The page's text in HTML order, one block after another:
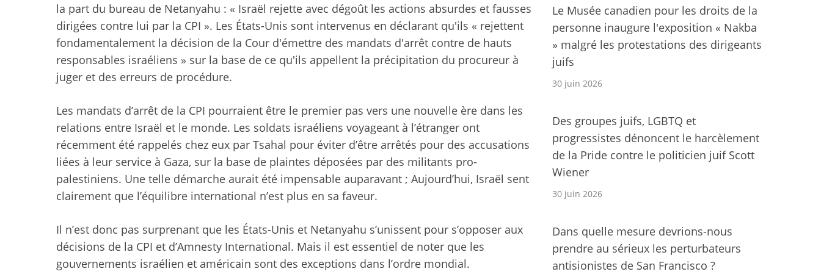
la part du bureau de Netanyahu : « Israël rejette avec dégoût les actions absurdes et fausses
dirigées contre lui par la CPI ». Les États-Unis sont intervenus en déclarant qu'ils « rejettent
fondamentalement la décision de la Cour d'émettre des mandats d'arrêt contre de hauts
responsables israéliens » sur la base de ce qu'ils appellent la précipitation du procureur à
juger et des erreurs de procédure.
Les mandats d’arrêt de la CPI pourraient être le premier pas vers une nouvelle ère dans les
relations entre Israël et le monde. Les soldats israéliens voyageant à l’étranger ont
récemment été rappelés chez eux par Tsahal pour éviter d’être arrêtés pour des accusations
liées à leur service à Gaza, sur la base de plaintes déposées par des militants pro-
palestiniens. Une telle démarche aurait été impensable auparavant ; Aujourd’hui, Israël sent
clairement que l’équilibre international n’est plus en sa faveur.
Il n’est donc pas surprenant que les États-Unis et Netanyahu s’unissent pour s’opposer aux
décisions de la CPI et d’Amnesty International. Mais il est essentiel de noter que les
gouvernements israélien et américain sont des exceptions dans l’ordre mondial.
Le Musée canadien pour les droits de la
personne inaugure l'exposition « Nakba
» malgré les protestations des dirigeants
juifs
30 juin 2026
Des groupes juifs, LGBTQ et
progressistes dénoncent le harcèlement
de la Pride contre le politicien juif Scott
Wiener
30 juin 2026
Dans quelle mesure devrions-nous
prendre au sérieux les perturbateurs
antisionistes de San Francisco ?